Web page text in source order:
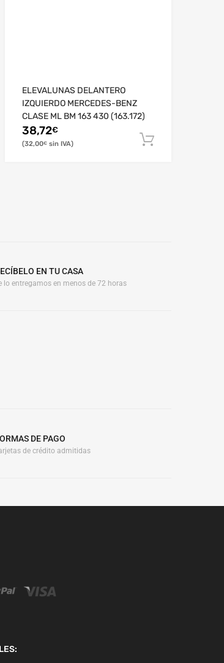
ELEVALUNAS DELANTERO
IZQUIERDO MERCEDES-BENZ
CLASE ML BM 163 430 (163.172)
38,72€
32,00€
EN TU CASA
lo entregamos en menos de 72 horas
DE PAGO
de crédito admitidas